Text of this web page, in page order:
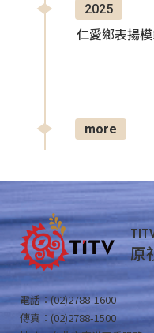
2025
仁愛鄉表揚
more
原
電話：(02)2788-1600
傳真：(02)2788-1500